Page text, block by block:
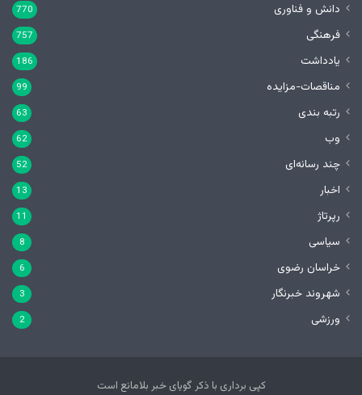
دانش و فناوری 770
فرهنگی 757
یادداشت 186
مناقصات-مزایده 99
رتبه بندی 63
وب 62
چند رسانه‌ای 52
اخبار 13
رپرتاژ 11
سیاسی 8
خراسان رضوی 6
شهروند خبرنگار 3
ورزشی 2
کپی برداری با ذکر گویای خبر بلامانع است